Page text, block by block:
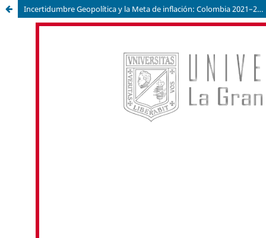
Incertidumbre Geopolítica y la Meta de inflación: Colombia 2021–2024